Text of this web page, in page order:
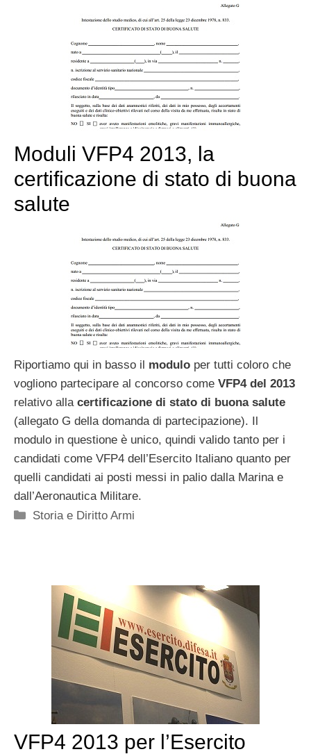
Moduli VFP4 2013, la
certificazione di stato di buona
salute
Riportiamo qui in basso il modulo per tutti coloro che
vogliono partecipare al concorso come VFP4 del 2013
relativo alla certificazione di stato di buona salute
(allegato G della domanda di partecipazione). Il
modulo in questione è unico, quindi valido tanto per i
candidati come VFP4 dell’Esercito Italiano quanto per
quelli candidati ai posti messi in palio dalla Marina e
dall’Aeronautica Militare.
Categorie
Storia e Diritto Armi
VFP4 2013 per l’Esercito